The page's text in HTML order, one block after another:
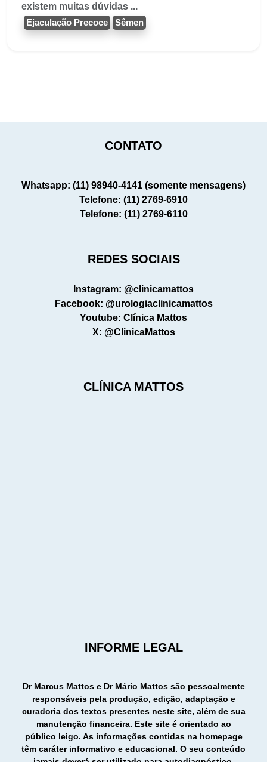
existem muitas dúvidas ...
Ejaculação Precoce Sêmen
INFORME LEGAL
Dr Marcus Mattos e Dr Mário Mattos são pessoalmente
responsáveis pela produção, edição, adaptação e
curadoria dos textos presentes neste site, além de sua
manutenção financeira. Este site é orientado ao
público leigo. As informações contidas na homepage
têm caráter informativo e educacional. O seu conteúdo
CLÍNICA MATTOS
CONTATO
Whatsapp: (11) 98940-4141 (somente mensagens)
Telefone: (11) 2769-6910
Telefone: (11) 2769-6110
REDES SOCIAIS
Instagram: @clinicamattos
Facebook: @urologiaclinicamattos
Youtube: Clínica Mattos
X: @ClinicaMattos